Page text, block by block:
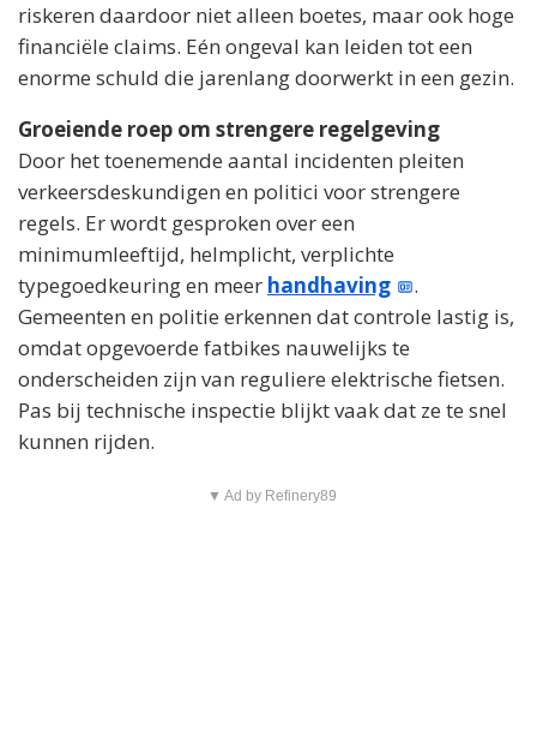
riskeren daardoor niet alleen boetes, maar ook hoge
financiële claims. Eén ongeval kan leiden tot een
enorme schuld die jarenlang doorwerkt in een gezin.
Groeiende roep om strengere regelgeving
Door het toenemende aantal incidenten pleiten
verkeersdeskundigen en politici voor strengere
regels. Er wordt gesproken over een
minimumleeftijd, helmplicht, verplichte
typegoedkeuring en meer handhaving
.
Gemeenten en politie erkennen dat controle lastig is,
omdat opgevoerde fatbikes nauwelijks te
onderscheiden zijn van reguliere elektrische fietsen.
Pas bij technische inspectie blijkt vaak dat ze te snel
kunnen rijden.
▼ Ad by Refinery89